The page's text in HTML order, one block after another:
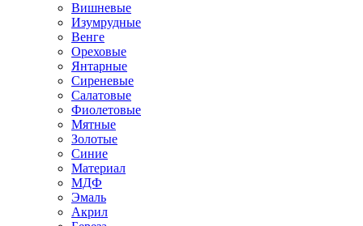
Вишневые
Изумрудные
Венге
Ореховые
Янтарные
Сиреневые
Салатовые
Фиолетовые
Мятные
Золотые
Синие
Материал
МДФ
Эмаль
Акрил